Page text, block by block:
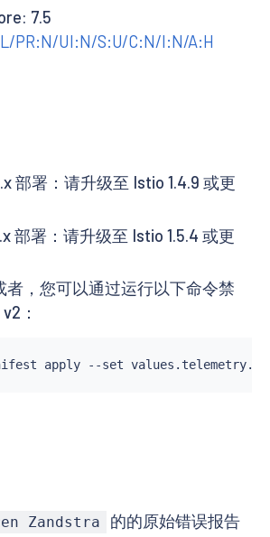
7.5
PR:N/UI:N/S:U/C:N/I:N/A:H
部署：请升级至 Istio 1.4.9 或更
部署：请升级至 Istio 1.5.4 或更
者，您可以通过运行以下命令禁
：
apply --set
Zandstra
的的原始错误报告